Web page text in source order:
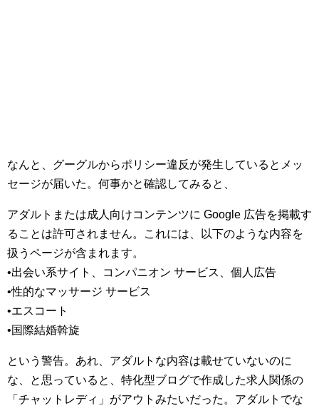
なんと、グーグルからポリシー違反が発生しているとメッ
セージが届いた。何事かと確認してみると、
アダルトまたは成人向けコンテンツに Google 広告を掲載す
ることは許可されません。これには、以下のような内容を
扱うページが含まれます。
•出会い系サイト、コンパニオン サービス、個人広告
•性的なマッサージ サービス
•エスコート
•国際結婚斡旋
という警告。あれ、アダルトな内容は載せていないのに
な、と思っていると、特化型ブログで作成した求人関係の
「チャットレディ」がアウトみたいだった。アダルトでな